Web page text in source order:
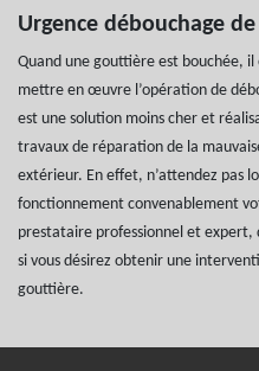
Urgence débouchage
Quand une gouttière est bouchée,
mettre en œuvre l’opération de
est une solution moins cher et
travaux de réparation de la
extérieur. En effet, n’attendez pas
fonctionnement convenablement
prestataire professionnel et
si vous désirez obtenir une
gouttière.